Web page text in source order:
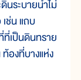
นระบายน้ำไม่
ช่น แถบ
เป็นดินทราย
องที่บางแห่ง